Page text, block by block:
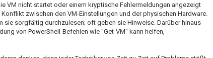
VM nicht startet oder einem kryptische Fehlermeldungen angezeigt
zwischen den VM-Einstellungen und der physischen Hardware.
sie sorgfältig durchzulesen; oft geben sie Hinweise. Darüber hinaus
von PowerShell-Befehlen wie "Get-VM" kann helfen,